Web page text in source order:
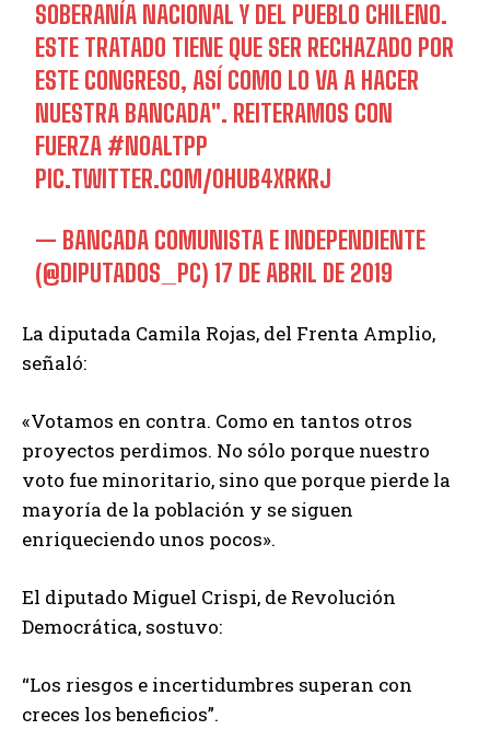
SOBERANÍA NACIONAL Y DEL PUEBLO CHILENO.
ESTE TRATADO TIENE QUE SER RECHAZADO POR
ESTE CONGRESO, ASÍ COMO LO VA A HACER
NUESTRA BANCADA". REITERAMOS CON
FUERZA#NOALTPP
PIC.TWITTER.COM/0HUB4XRKRJ
— BANCADA COMUNISTA E INDEPENDIENTE
(@DIPUTADOS_PC)17 DE ABRIL DE 2019
La diputada Camila Rojas, del Frenta Amplio,
señaló:
«Votamos en contra. Como en tantos otros
proyectos perdimos. No sólo porque nuestro
voto fue minoritario, sino que porque pierde la
mayoría de la población y se siguen
enriqueciendo unos pocos».
El diputado Miguel Crispi, de Revolución
Democrática, sostuvo:
“Los riesgos e incertidumbres superan con
creces los beneficios”.